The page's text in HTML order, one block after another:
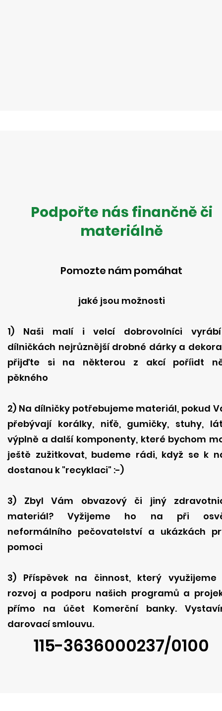
Podpořte nás finančně či
materiálně
Pomozte nám pomáhat
jaké jsou možnosti
1) Naši malí i velcí dobrovolníci
dílničkách nejrůznější drobné dárky a
přijďte si na některou z akcí poříidt
pěkného
2) Na dílničky potřebujeme materiál, pokud
přebývají korálky, niťě, gumičky, stuhy,
výplně a další komponenty, které bychom
ještě zužitkovat, budeme rádi, když se k
dostanou k "recyklaci" :-)
3) Zbyl Vám obvazový či jiný
materiál? Vyžijeme ho na při
neformálního pečovatelství a ukázkách
pomoci
3) Příspěvek na činnost, který využijeme
rozvoj a podporu našich programů a
přímo na účet Komerční banky.
darovací smlouvu.
115-3636000237/0100